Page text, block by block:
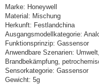
Marke: Honeywell
Material: Mischung
Herkunft: Festlandchina
Ausgangsmodellkategorie:
Funktionsprinzip: Gassensor
Anwendbare Szenarien:
Brandbekämpfung,
Sensorkategorie: Gassensor
Gewicht: 5g